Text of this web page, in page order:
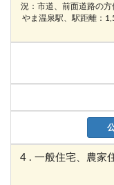
況：市道、前面道路の
やま温泉駅、駅距離：
4 . 一般住宅、農家